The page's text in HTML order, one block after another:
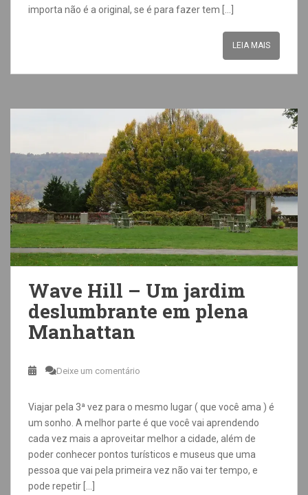
importa não é a original, se é para fazer tem […]
LEIA MAIS
Wave Hill – Um jardim
deslumbrante em plena
Manhattan
Deixe um comentário
Viajar pela 3ª vez para o mesmo lugar ( que você ama ) é
um sonho. A melhor parte é que você vai aprendendo
cada vez mais a aproveitar melhor a cidade, além de
poder conhecer pontos turísticos e museus que uma
pessoa que vai pela primeira vez não vai ter tempo, e
pode repetir […]